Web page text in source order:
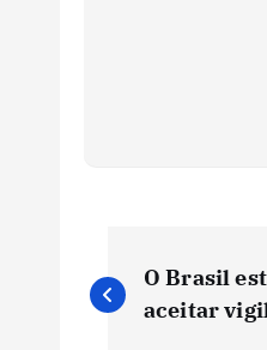
N
a
O Brasil
aceitar